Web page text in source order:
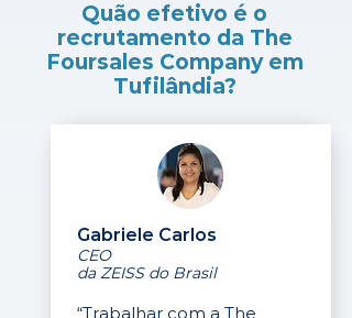
Quão efetivo é o
recrutamento da The
Foursales Company em
Tufilândia?
Gabriele Carlos
CEO
da ZEISS do Brasil
“Trabalhar com a The